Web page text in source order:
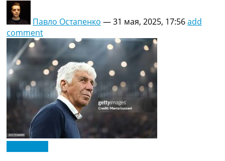
Павло Остапенко —31 мая, 2025, 17:56add
comment